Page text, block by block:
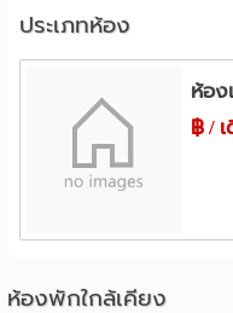
เมตร ☕️กาแฟอเมซอน,
🌿 รายละเอียดเพิ่มเติม
https://
💕ขนาดห้องที่กว้างและที่
#ห้องเช่ารายวันและห้อง
แม็คโคร อุบลราชธานี
โรงพยาบาล
รพ.ราชเวชอุบลราชธา
รพ.สรรพสิทธิประสงค์
รพ.อุบลรักษ์ ธนบุรี
สวนรุกขชาติอุบลวนา
ประเภทห้อง
ห้อง
฿ /
ห้องพักใกล้เคียง